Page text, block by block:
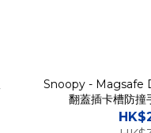
Snoopy - Magsafe
翻蓋插卡槽防撞